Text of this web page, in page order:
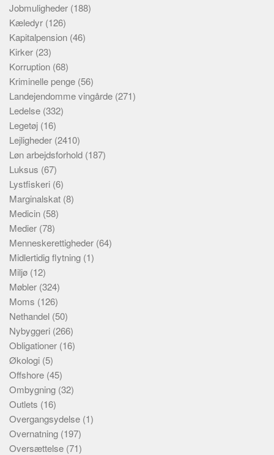
Jobmuligheder (188)
Kæledyr (126)
Kapitalpension (46)
Kirker (23)
Korruption (68)
Kriminelle penge (56)
Landejendomme vingårde (271)
Ledelse (332)
Legetøj (16)
Lejligheder (2410)
Løn arbejdsforhold (187)
Luksus (67)
Lystfiskeri (6)
Marginalskat (8)
Medicin (58)
Medier (78)
Menneskerettigheder (64)
Midlertidig flytning (1)
Miljø (12)
Møbler (324)
Moms (126)
Nethandel (50)
Nybyggeri (266)
Obligationer (16)
Økologi (5)
Offshore (45)
Ombygning (32)
Outlets (16)
Overgangsydelse (1)
Overnatning (197)
Oversættelse (71)